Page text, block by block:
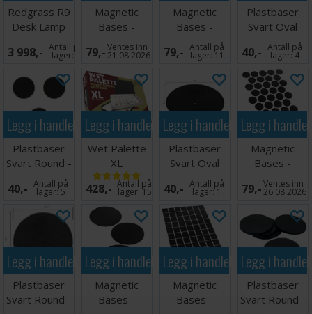
Redgrass R9
Desk Lamp
3 998,- Antall på
lager:
Magnetic
Bases -
50mm (15
stk)
79,-Ventes inn
21.08.2026
Magnetic
Bases -
28,5mm (55
stk)
79,- Antall på
lager: 11
Plastbaser
Svart Oval
120x92mm (1
stk)
40,- Antall på
lager:4
Legg i handlekurven
Plastbaser
Svart Round -
60mm (3 stk)
40,- Antall på
lager:5
Legg i handlekurven
Wet Palette
XL
Wargamers
Edition
428,- Antall på
lager: 15
Legg i handlekurven
Plastbaser
Svart Oval
170x105mm
(1 stk)
40,- Antall på
lager:1
Legg i
Magnetic
Bases -
30mm (41
stk)
79,-Ventes inn
26.08.2026
Legg i handlekurven
Plastbaser
Svart Round -
Legg i handlekurven
Magnetic
Bases -
Legg i handlekurven
Magnetic
Bases -
Legg i
Plastbaser
Svart Round -